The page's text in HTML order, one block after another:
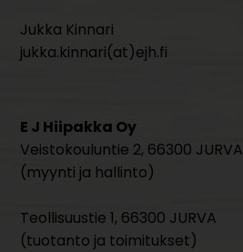
Jukka Kinnari
jukka.kinnari(at)ejh.fi
E J Hiipakka Oy
Veistokouluntie 2, 66300 JURVA
(myynti ja hallinto)
Teollisuustie 1, 66300 JURVA
(tuotanto ja toimitukset)